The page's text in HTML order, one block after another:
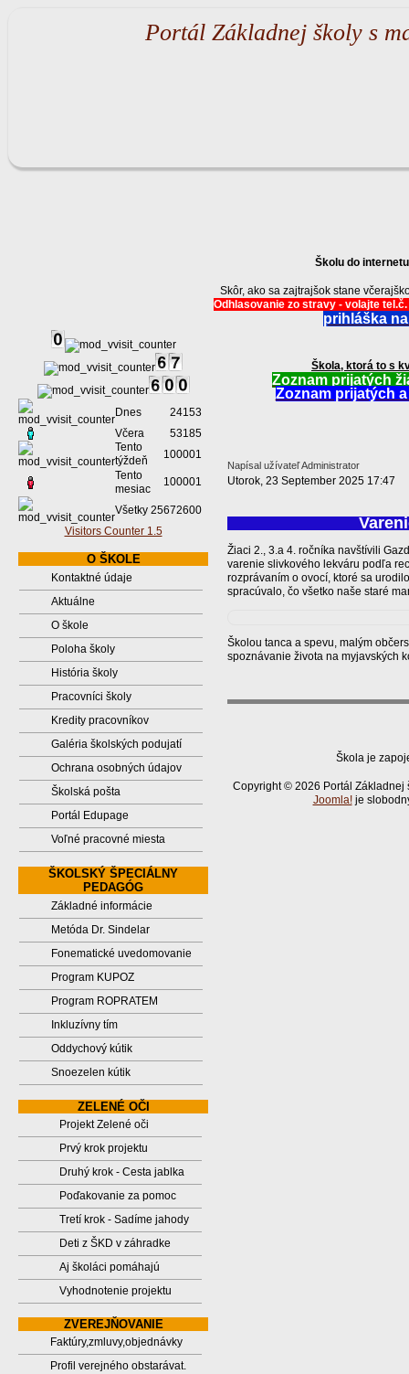
Portál Základnej školy s
Dnes
24153
Včera
53185
Tento
týždeň
100001
Tento
mesiac
100001
Všetky 25672600
Visitors Counter 1.5
O ŠKOLE
Kontaktné údaje
Aktuálne
O škole
Poloha školy
História školy
Pracovníci školy
Kredity pracovníkov
Galéria školských podujatí
Ochrana osobných údajov
Školská pošta
Portál Edupage
Voľné pracovné miesta
ŠKOLSKÝ ŠPECIÁLNY
PEDAGÓG
Základné informácie
Metóda Dr. Sindelar
Fonematické uvedomovanie
Program KUPOZ
Program ROPRATEM
Inkluzívny tím
Oddychový kútik
Snoezelen kútik
ZELENÉ OČI
Projekt Zelené oči
Prvý krok projektu
Druhý krok - Cesta jablka
Poďakovanie za pomoc
Tretí krok - Sadíme jahody
Deti z ŠKD v záhradke
Aj školáci pomáhajú
Vyhodnotenie projektu
ZVEREJŇOVANIE
Faktúry,zmluvy,objednávky
Profil verejného obstarávat.
Školu do
Skôr, ako sa zajtrajšok stane
Odhlasovanie zo stravy - volajte
prihláška
Škola, ktorá to s
Zoznam prijatých
Zoznam prijatých
Napísal užívateľ Administrator
Utorok, 23 September 2025 17:47
Žiaci 2., 3.a 4. ročníka navštívili
varenie slivkového lekváru podľa
rozprávaním o ovocí, ktoré sa
spracúvalo, čo všetko naše staré
Školou tanca a spevu, malým
spoznávanie života na myjavských
Škola je
Copyright © 2026 Portál Základnej
Joomla!je